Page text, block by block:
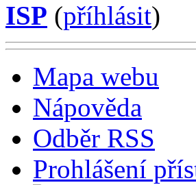
ISP (příhlásit)
Mapa webu
Nápověda
Odběr RSS
Prohlášení